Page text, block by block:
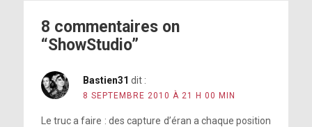
8 commentaires on
“ShowStudio”
Bastien31 dit :
8 SEPTEMBRE 2010 À 21 H 00 MIN
Le truc a faire : des capture d’éran a chaque position